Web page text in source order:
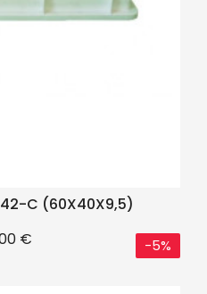
C (60X40X9,5)
€ -5%